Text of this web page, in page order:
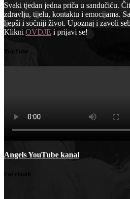
Svaki tjedan jedna priča u sandučiću.
zdravlju, tijelu, kontaktu i emocijama.
ljepši i sočniji život. Upoznaj i zavoli
Klikni OVDJE i prijavi se!
YouTube
Angels YouTube kanal
Facebook